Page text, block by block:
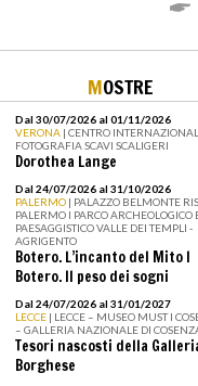
MOSTRE
Dal 30/07/2026 al 01/11/2026
VERONA | CENTRO
FOTOGRAFIA SCAVI SCALIGERI
Dorothea Lange
Dal 24/07/2026 al 31/10/2026
PALERMO | PALAZZO BELMONTE
PALERMO I PARCO ARCHEOLOGICO
PAESAGGISTICO VALLE DEI TEMPLI -
AGRIGENTO
Botero. L’incanto del Mito I
Botero. Il peso dei sogni
Dal 24/07/2026 al 31/01/2027
LECCE | LECCE – MUSEO MUST I
– GALLERIA NAZIONALE DI
Tesori nascosti della
Borghese